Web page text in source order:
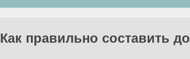
Как правильно составить